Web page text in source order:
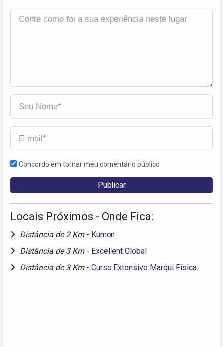
Concordo em tornar meu comentário público
Locais Próximos - Onde Fica:
Distância de 2 Km - Kumon
Distância de 3 Km - Excellent Global
Distância de 3 Km - Curso Extensivo Marqui Física